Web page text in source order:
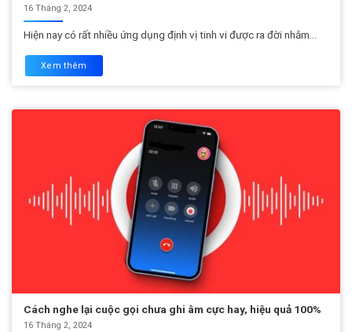
16 Tháng 2, 2024
Hiện nay có rất nhiều ứng dụng định vị tinh vi được ra đời nhằm...
Xem thêm
Cách nghe lại cuộc gọi chưa ghi âm cực hay, hiệu quả 100%
16 Tháng 2, 2024